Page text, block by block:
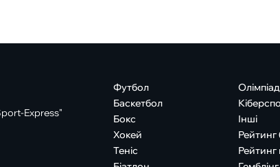
Express"
Футбол
Баскетбол
Бокс
Хокей
Теніс
Інші
Рейтинг
Рейтинг